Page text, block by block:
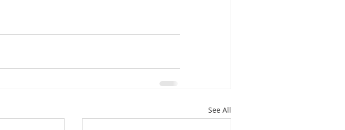
See All